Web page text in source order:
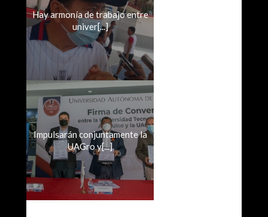
Hay armonía de trabajo entre
univer[...]
Impulsarán conjuntamente la
UAGro y[...]